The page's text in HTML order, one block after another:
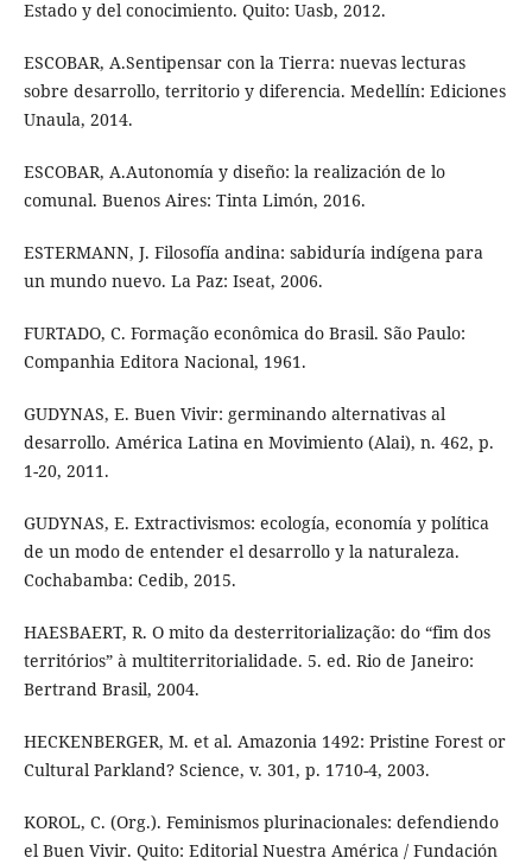
Estado y del conocimiento. Quito: Uasb, 2012.
ESCOBAR, A.Sentipensar con la Tierra: nuevas lecturas
sobre desarrollo, territorio y diferencia. Medellín: Ediciones
Unaula, 2014.
ESCOBAR, A.Autonomía y diseño: la realización de lo
comunal. Buenos Aires: Tinta Limón, 2016.
ESTERMANN, J. Filosofía andina: sabiduría indígena para
un mundo nuevo. La Paz: Iseat, 2006.
FURTADO, C. Formação econômica do Brasil. São Paulo:
Companhia Editora Nacional, 1961.
GUDYNAS, E. Buen Vivir: germinando alternativas al
desarrollo. América Latina en Movimiento (Alai), n. 462, p.
1-20, 2011.
GUDYNAS, E. Extractivismos: ecología, economía y política
de un modo de entender el desarrollo y la naturaleza.
Cochabamba: Cedib, 2015.
HAESBAERT, R. O mito da desterritorialização: do “fim dos
territórios” à multiterritorialidade. 5. ed. Rio de Janeiro:
Bertrand Brasil, 2004.
HECKENBERGER, M. et al. Amazonia 1492: Pristine Forest or
Cultural Parkland? Science, v. 301, p. 1710-4, 2003.
KOROL, C. (Org.). Feminismos plurinacionales: defendiendo
el Buen Vivir. Quito: Editorial Nuestra América / Fundación